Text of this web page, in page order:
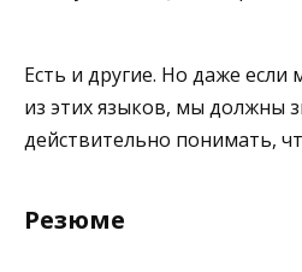
Есть и другие. Но даже
из этих языков, мы должны
действительно понимать,
Резюме